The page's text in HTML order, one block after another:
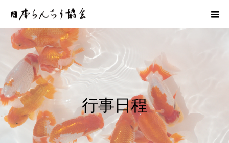
行事日程